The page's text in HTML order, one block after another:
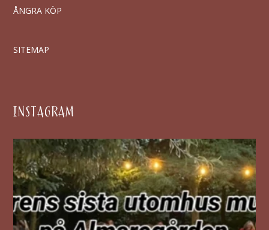
ÅNGRA KÖP
SITEMAP
INSTAGRAM